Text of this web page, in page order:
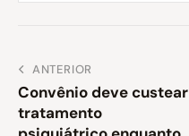
ANTERIOR
Convênio deve custear
tratamento